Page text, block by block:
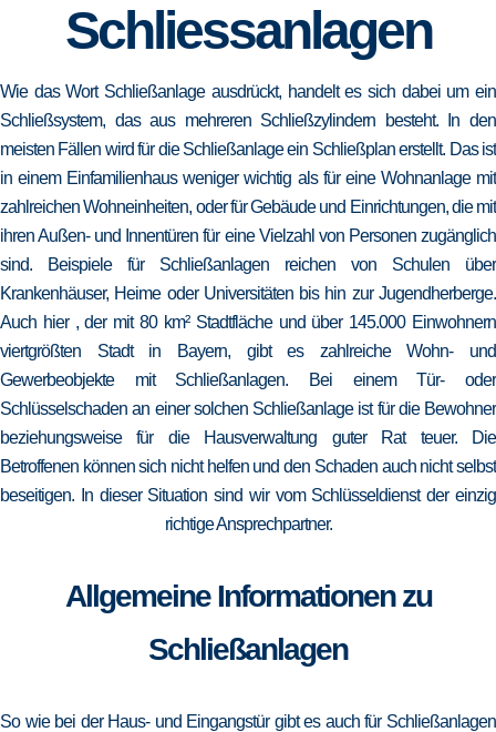
Schliessanlagen
Wie das Wort Schließanlage ausdrückt, handelt es sich dabei um ein
Schließsystem, das aus mehreren Schließzylindern besteht. In den
meisten Fällen wird für die Schließanlage ein Schließplan erstellt. Das ist
in einem Einfamilienhaus weniger wichtig als für eine Wohnanlage mit
zahlreichen Wohneinheiten, oder für Gebäude und Einrichtungen, die mit
ihren Außen- und Innentüren für eine Vielzahl von Personen zugänglich
sind. Beispiele für Schließanlagen reichen von Schulen über
Krankenhäuser, Heime oder Universitäten bis hin zur Jugendherberge.
Auch hier , der mit 80 km² Stadtfläche und über 145.000 Einwohnern
viertgrößten Stadt in Bayern, gibt es zahlreiche Wohn- und
Gewerbeobjekte mit Schließanlagen. Bei einem Tür- oder
Schlüsselschaden an einer solchen Schließanlage ist für die Bewohner
beziehungsweise für die Hausverwaltung guter Rat teuer. Die
Betroffenen können sich nicht helfen und den Schaden auch nicht selbst
beseitigen. In dieser Situation sind wir vom Schlüsseldienst der einzig
richtige Ansprechpartner.
Allgemeine Informationen zu
Schließanlagen
So wie bei der Haus- und Eingangstür gibt es auch für Schließanlagen